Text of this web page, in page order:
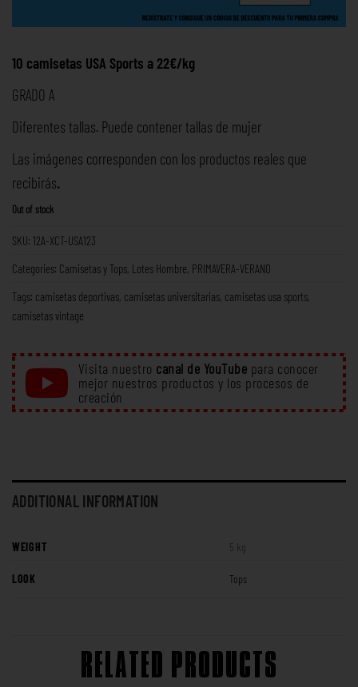
10 camisetas USA Sports a 22€/kg
GRADO A
Diferentes tallas. Puede contener tallas de mujer
Las imágenes corresponden con los productos reales que
recibirás.
Out of stock
SKU: 12A-XCT-USA123
Categories: Camisetas y Tops Lotes Hombre PRIMAVERA-VERANO
Tags: camisetas deportivas camisetas universitarias camisetas usa sports
camisetas vintage
Visita nuestro canal de YouTube para conocer
mejor nuestros productos y los procesos de
creación
ADDITIONAL INFORMATION
WEIGHT 5 kg
LOOK Tops
RELATED PRODUCTS